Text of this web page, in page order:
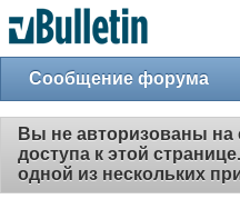
Сообщение форума
Вы не авторизованы на
доступа к этой
одной из нескольких